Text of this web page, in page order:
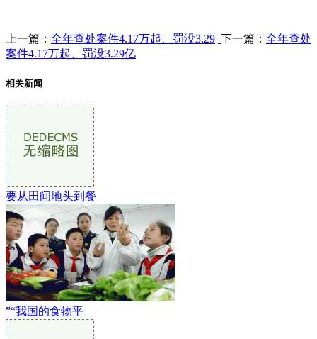
上一篇： 全年查处案件4.17万起、罚没3.29 下一篇： 全年查处
案件4.17万起、罚没3.29亿
相关新闻
要从田间地头到餐
”“我国的食物平